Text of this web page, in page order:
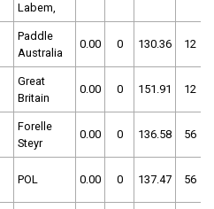
Labem,
Paddle
Australia
0.00 0 130.36 12
Great
Britain
0.00 0 151.91 12
Forelle
Steyr
0.00 0 136.58 56
POL 0.00 0 137.47 56